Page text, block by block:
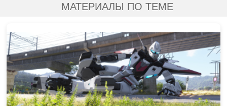
МАТЕРИАЛЫ ПО ТЕМЕ